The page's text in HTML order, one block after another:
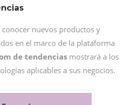
nuevos productos y
en el marco de la plataforma
de tendencias mostrará a los
aplicables a sus negocios.